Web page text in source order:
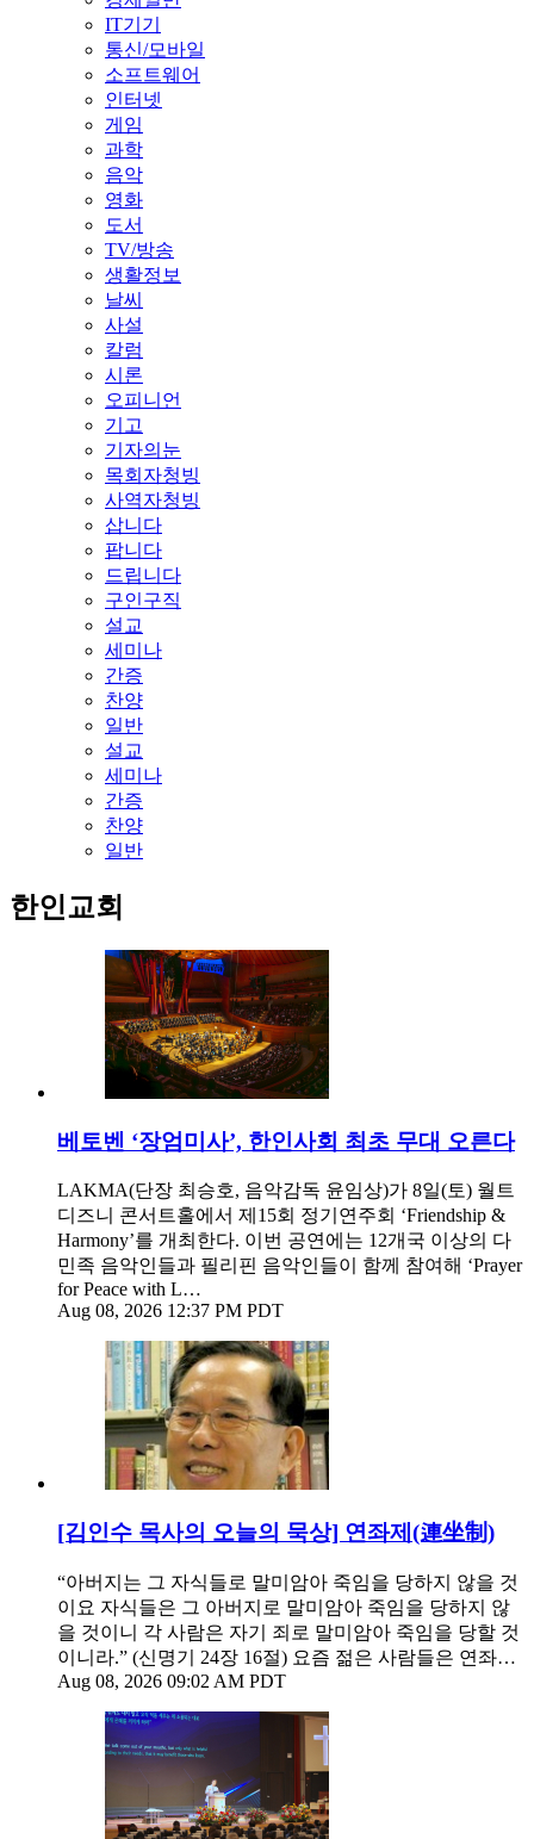
IT기기
통신/모바일
소프트웨어
인터넷
게임
과학
음악
영화
도서
TV/방송
생활정보
날씨
사설
칼럼
시론
오피니언
기고
기자의눈
목회자청빙
사역자청빙
삽니다
팝니다
드립니다
구인구직
설교
세미나
간증
찬양
일반
설교
세미나
간증
찬양
일반
한인교회
베토벤 ‘장엄미사’, 한인사회 최초 무대 오른다
LAKMA(단장 최승호, 음악감독 윤임상)가 8일(토) 월트
디즈니 콘서트홀에서 제15회 정기연주회 ‘Friendship &
Harmony’를 개최한다. 이번 공연에는 12개국 이상의 다
민족 음악인들과 필리핀 음악인들이 함께 참여해 ‘Prayer
for Peace with L…
Aug 08, 2026 12:37 PM PDT
[김인수 목사의 오늘의 묵상] 연좌제(連坐制)
“아버지는 그 자식들로 말미암아 죽임을 당하지 않을 것
이요 자식들은 그 아버지로 말미암아 죽임을 당하지 않
을 것이니 각 사람은 자기 죄로 말미암아 죽임을 당할 것
이니라.” (신명기 24장 16절) 요즘 젊은 사람들은 연좌…
Aug 08, 2026 09:02 AM PDT